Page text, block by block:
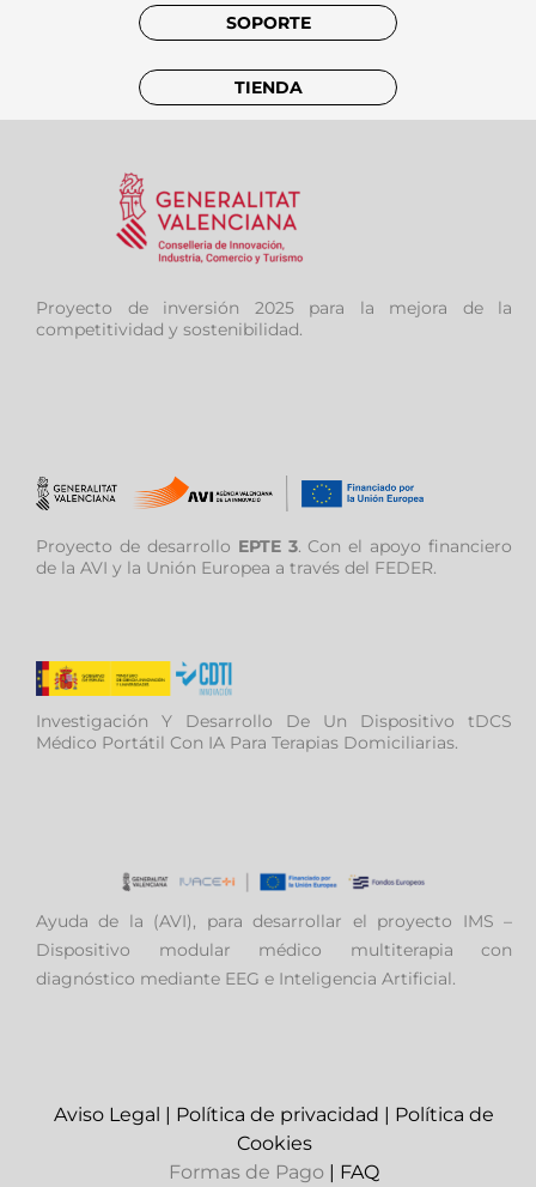
SOPORTE
TIENDA
Proyecto de inversión 2025 para la mejora de la
competitividad y sostenibilidad.
Proyecto de desarrollo EPTE 3. Con el apoyo financiero
de la AVI y la Unión Europea a través del FEDER.
Investigación Y Desarrollo De Un Dispositivo tDCS
Médico Portátil Con IA Para Terapias Domiciliarias.
Ayuda de la (AVI), para desarrollar el proyecto IMS –
Dispositivo modular médico multiterapia con
diagnóstico mediante EEG e Inteligencia Artificial.
Aviso Legal | Política de privacidad | Política de
Cookies
Formas de Pago | FAQ